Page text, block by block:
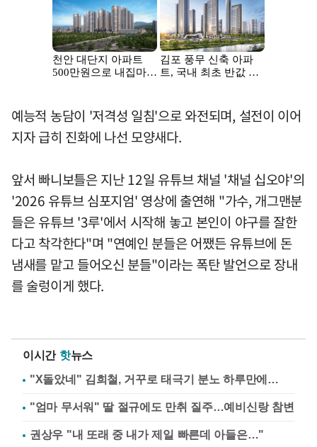
예능적 농담이 '저격성 일침'으로 와전되며, 설전이 이어
지자 급히 진화에 나선 모양새다.
앞서 빠니보틀은 지난 12일 유튜브 채널 '채널 십오야'의
'2026 유튜브 심포지엄' 영상에 출연해 "가수, 개그맨분
들은 유튜브 '3루'에서 시작해 놓고 본인이 야구를 잘한
다고 착각한다"며 "연예인 분들은 어쨌든 유튜브에 돈
냄새를 맡고 들어오신 분들"이라는 폭탄 발언으로 장내
를 술렁이게 했다.
이시간 핫뉴스
"X돌았네" 김희철, 거꾸로 태극기 분노 하루만에…
"엄마 무서워" 딸 절규에도 만취 질주…예비신랑 참변
권상우 "내 또래 중 내가 제일 빠른데 아들은…"